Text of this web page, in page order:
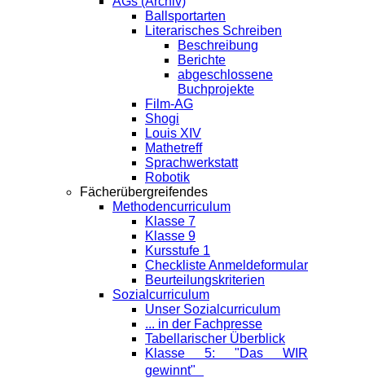
Ballsportarten
Literarisches Schreiben
Beschreibung
Berichte
abgeschlossene
Buchprojekte
Film-AG
Shogi
Louis XIV
Mathetreff
Sprachwerkstatt
Robotik
Fächerübergreifendes
Methodencurriculum
Klasse 7
Klasse 9
Kursstufe 1
Checkliste Anmeldeformular
Beurteilungskriterien
Sozialcurriculum
Unser Sozialcurriculum
... in der Fachpresse
Tabellarischer Überblick
Klasse 5: "Das WIR
gewinnt"